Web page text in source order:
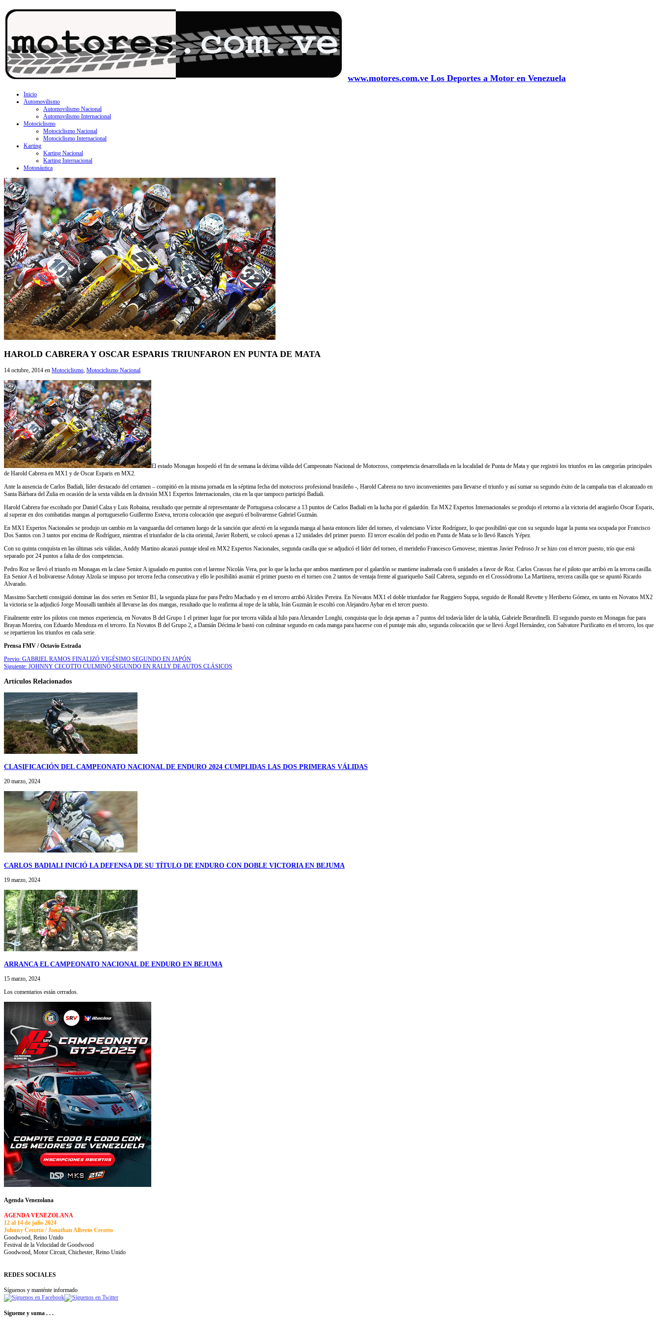
www.motores.com.ve Los Deportes a Motor en Venezuela
Inicio
Automovilismo
Automovilismo Nacional
Automovilismo Internacional
Motociclismo
Motociclismo Nacional
Motociclismo Internacional
Karting
Karting Nacional
Karting Internacional
Motonáutica
HAROLD CABRERA Y OSCAR ESPARIS TRIUNFARON EN PUNTA DE MATA
14 octubre, 2014 en Motociclismo Motociclismo Nacional
El estado Monagas hospedó el fin de semana la décima válida del Campeonato Nacional de Motocross, competencia desarrollada en la localidad de Punta de Mata y que registró los triunfos en las categorías principales
de Harold Cabrera en MX1 y de Oscar Esparis en MX2.
Ante la ausencia de Carlos Badiali, líder destacado del certamen – compitió en la misma jornada en la séptima fecha del motocross profesional brasileño -, Harold Cabrera no tuvo inconvenientes para llevarse el triunfo y así sumar su segundo éxito de la campaña tras el alcanzado en
Santa Bárbara del Zulia en ocasión de la sexta válida en la división MX1 Expertos Internacionales, cita en la que tampoco participó Badiali.
Harold Cabrera fue escoltado por Daniel Calza y Luis Robaina, resultado que permite al representante de Portuguesa colocarse a 13 puntos de Carlos Badiali en la lucha por el galardón. En MX2 Expertos Internacionales se produjo el retorno a la victoria del aragüeño Oscar Esparis,
al superar en dos combatidas mangas al portugueseño Guillermo Esteva, tercera colocación que aseguró el bolivarense Gabriel Guzmán.
En MX1 Expertos Nacionales se produjo un cambio en la vanguardia del certamen luego de la sanción que afectó en la segunda manga al hasta entonces líder del torneo, el valenciano Víctor Rodríguez, lo que posibilitó que con su segundo lugar la punta sea ocupada por Francisco
Dos Santos con 3 tantos por encima de Rodríguez, mientras el triunfador de la cita oriental, Javier Roberti, se colocó apenas a 12 unidades del primer puesto. El tercer escalón del podio en Punta de Mata se lo llevó Rancés Yépez.
Con su quinta conquista en las últimas seis válidas, Anddy Martino alcanzó puntaje ideal en MX2 Expertos Nacionales, segunda casilla que se adjudicó el líder del torneo, el merideño Francesco Genovese, mientras Javier Pedroso Jr se hizo con el tercer puesto, trío que está
separado por 24 puntos a falta de dos competencias.
Pedro Roz se llevó el triunfo en Monagas en la clase Senior A igualado en puntos con el larense Nicolás Vera, por lo que la lucha que ambos mantienen por el galardón se mantiene inalterada con 6 unidades a favor de Roz. Carlos Crassus fue el piloto que arribó en la tercera casilla.
En Senior A el bolivarense Adonay Alzola se impuso por tercera fecha consecutiva y ello le posibilitó asumir el primer puesto en el torneo con 2 tantos de ventaja frente al guariqueño Saúl Cabrera, segundo en el Crossódromo La Martinera, tercera casilla que se apuntó Ricardo
Alvarado.
Massimo Sacchetti consiguió dominar las dos series en Senior B1, la segunda plaza fue para Pedro Machado y en el tercero arribó Alcides Pereira. En Novatos MX1 el doble triunfador fue Ruggiero Suppa, seguido de Ronald Revette y Heriberto Gómez, en tanto en Novatos MX2
la victoria se la adjudicó Jorge Mousalli también al llevarse las dos mangas, resultado que lo reafirma al tope de la tabla, Irán Guzmán le escoltó con Alejandro Aybar en el tercer puesto.
Finalmente entre los pilotos con menos experiencia, en Novatos B del Grupo 1 el primer lugar fue por tercera válida al hilo para Alexander Longhi, conquista que lo deja apenas a 7 puntos del todavía líder de la tabla, Gabriele Berardinelli. El segundo puesto en Monagas fue para
Brayan Moreira, con Eduardo Mendoza en el tercero. En Novatos B del Grupo 2, a Damián Décima le bastó con culminar segundo en cada manga para hacerse con el puntaje más alto, segunda colocación que se llevó Árgel Hernández, con Salvatore Purificatto en el tercero, los que
se repartieron los triunfos en cada serie.
Prensa FMV / Octavio Estrada
Previo: GABRIEL RAMOS FINALIZÓ VIGÉSIMO SEGUNDO EN JAPÓN
Siguiente: JOHNNY CECOTTO CULMINÓ SEGUNDO EN RALLY DE AUTOS CLÁSICOS
Artículos Relacionados
CLASIFICACIÓN DEL CAMPEONATO NACIONAL DE ENDURO 2024 CUMPLIDAS LAS DOS PRIMERAS VÁLIDAS
20 marzo, 2024
CARLOS BADIALI INICIÓ LA DEFENSA DE SU TÍTULO DE ENDURO CON DOBLE VICTORIA EN BEJUMA
19 marzo, 2024
ARRANCA EL CAMPEONATO NACIONAL DE ENDURO EN BEJUMA
15 marzo, 2024
Los comentarios están cerrados.
Agenda Venezolana
AGENDA VENEZOLANA
12 al 14 de julio 2024
Johnny Cecotto / Jonathan Alberto Cecotto
Goodwood, Reino Unido
Festival de la Velocidad de Goodwood
Goodwood, Motor Circuit, Chichester, Reino Unido
REDES SOCIALES
Síguenos y manténte informado
Sígueme y suma . . .